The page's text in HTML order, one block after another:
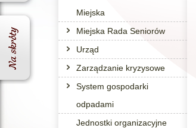
Miejska
Miejska Rada Seniorów
Urząd
Zarządzanie kryzysowe
System gospodarki
odpadami
Jednostki organizacyjne